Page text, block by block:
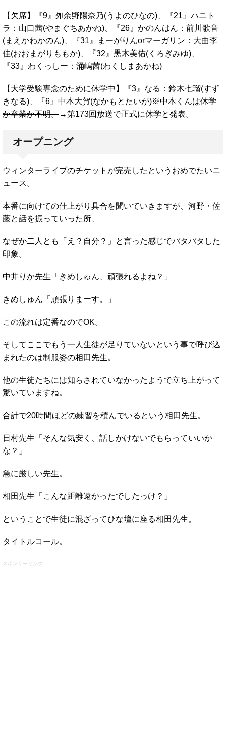
【欠席】『9』夘余野陽奈乃(うよのひなの)、『21』ハニト
ラ：山口茜(やまぐちあかね)、『26』かのんはん：前川歌音
(まえかわかのん)、『31』まーがりんorマーガリン：大曲李
佳(おおまがりももか)、『32』黒木美佑(くろぎみゆ)、
『33』わくっしー：涌嶋茜(わくしまあかね)
【大学受験専念のために休学中】『3』なる：鈴木七瑠(すず
きなる)、『6』中本大賀(なかもとたいが)※中本くんは休学
か卒業か不明。→第173回放送で正式に休学と発表。
オープニング
ウィンターライブのチケットが完売したというおめでたいニ
ュース。
本番に向けての仕上がり具合を聞いていきますが、河野・佐
藤と話を振っていった所、
なぜか二人とも「え？自分？」と言った感じでバタバタした
印象。
中井りか先生「きめしゅん、頑張れるよね？」
きめしゅん「頑張りまーす。」
この流れは定番なのでOK。
そしてここでもう一人生徒が足りていないという事で呼び込
まれたのは制服姿の相田先生。
他の生徒たちには知らされていなかったようで立ち上がって
驚いていますね。
合計で20時間ほどの練習を積んでいるという相田先生。
日村先生「そんな気安く、話しかけないでもらっていいか
な？」
急に厳しい先生。
相田先生「こんな距離遠かったでしたっけ？」
ということで生徒に混ざってひな壇に座る相田先生。
タイトルコール。
スポンサーリンク